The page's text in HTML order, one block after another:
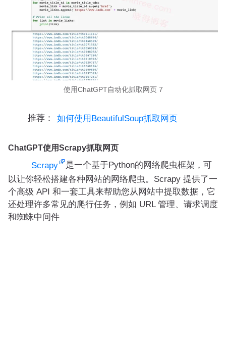
使用ChatGPT自动化抓取网页 7
推荐： 如何使用BeautifulSoup抓取网页
ChatGPT使用Scrapy抓取网页
Scrapy
是一个基于Python的网络爬虫框架，可
以让你轻松搭建各种网站的网络爬虫。Scrapy 提供了一
个高级 API 和一套工具来帮助您从网站中提取数据，它
还处理许多常见的爬行任务，例如 URL 管理、请求调度
和蜘蛛中间件